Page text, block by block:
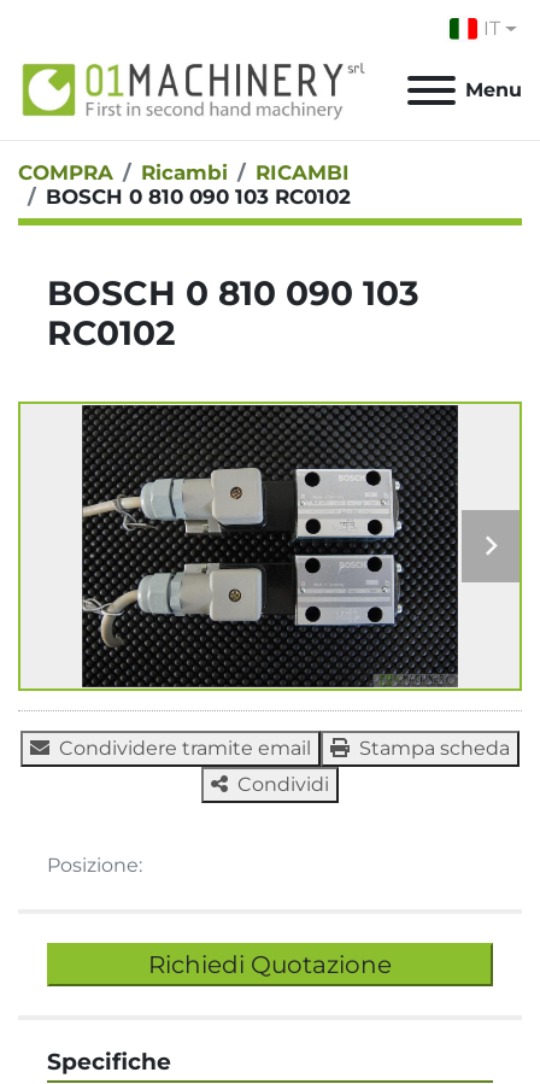
IT
Menu
COMPRA Ricambi
RICAMBI
BOSCH 0 810 090 103 RC0102
BOSCH 0 810 090 103
RC0102
Condividere tramite email
Stampa scheda
Condividi
Posizione:
Richiedi Quotazione
Specifiche